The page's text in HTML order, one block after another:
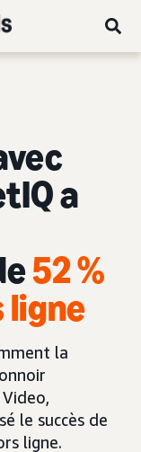
a
52 %
ligne
la
le succès de
ligne.